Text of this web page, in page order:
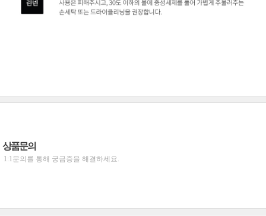
상품문의
1:1문의를 통해 궁금증을 해결하세요.